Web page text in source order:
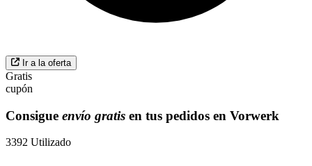
Ir a la oferta
Gratis
cupón
Consigue envío gratis en tus pedidos en Vorwerk
3392 Utilizado